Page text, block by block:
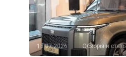
18.07.2026 Обзоры и